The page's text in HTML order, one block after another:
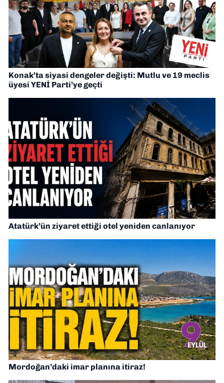
Konak’ta siyasi dengeler değişti: Mutlu ve 19 meclis
üyesi YENİ Parti’ye geçti
Atatürk’ün ziyaret ettiği otel yeniden canlanıyor
Mordoğan’daki imar planına itiraz!